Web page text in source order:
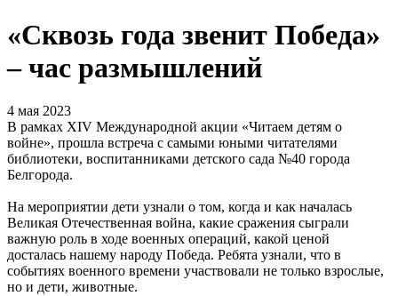
«Сквозь года звенит Победа»
– час размышлений
4 мая 2023
В рамках XIV Международной акции «Читаем детям о
войне», прошла встреча с самыми юными читателями
библиотеки, воспитанниками детского сада №40 города
Белгорода.
На мероприятии дети узнали о том, когда и как началась
Великая Отечественная война, какие сражения сыграли
важную роль в ходе военных операций, какой ценой
досталась нашему народу Победа. Ребята узнали, что в
событиях военного времени участвовали не только взрослые,
но и дети, животные.